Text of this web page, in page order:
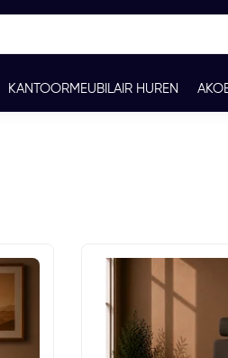
KANTOORMEUBILAIR HUREN